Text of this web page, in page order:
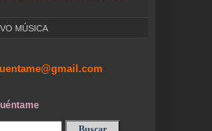
MÚSICA
... CARNAVAL ...